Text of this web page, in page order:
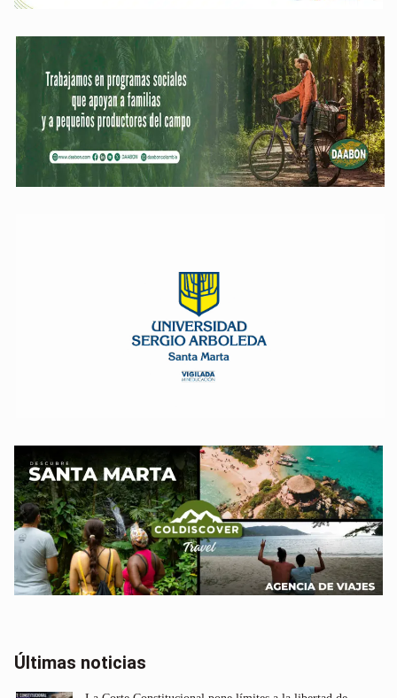
Últimas noticias